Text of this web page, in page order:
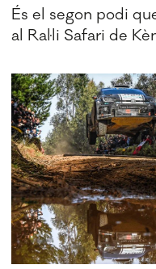
És el segon podi
al Ral·li Safari de